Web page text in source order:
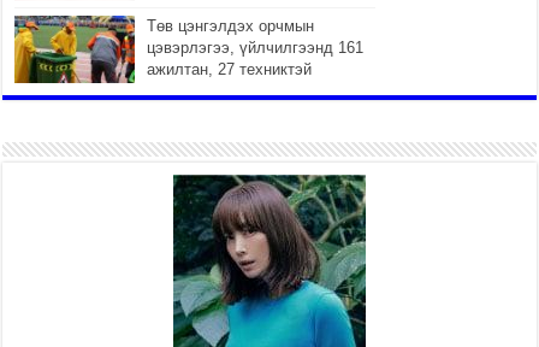
Төв цэнгэлдэх орчмын
цэвэрлэгээ, үйлчилгээнд 161
ажилтан, 27 техниктэй
ажиллаж байна
Наадмын амралтын өдрүүдэд
нийслэлийн эрүүл мэндийн
байгууллагууд дараах
хуваарийн дагуу ажиллана
2026 оны 7 сар 15 / 11 цаг 18 минут
Үндэсний их баяр наадам
эхэллээ
2026 оны 7 сар 15 / 11 цаг 14 минут